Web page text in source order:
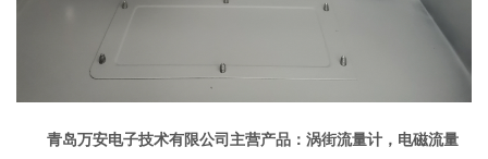
青岛万安电子技术有限公司主营产品：涡街流量计，电磁流量